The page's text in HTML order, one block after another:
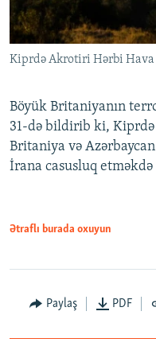
Kiprdə Akrotiri Hərbi Hava
Böyük Britaniyanın
31-də bildirib ki, Kiprdə
Britaniya və Azərbaycan
İrana casusluq
Ətraflı burada oxuyun
Paylaş PDF